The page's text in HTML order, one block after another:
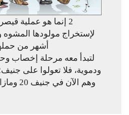
2 إنما هو عملية قيصرية للسعودية
أشهر من
لتبدأ معه مرحلة إخصاب
وهم الآن في جنيف 20 ومازال المولود مشوهآ..